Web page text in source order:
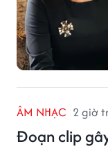
ÂM NHẠC 2 giờ
Đoạn clip